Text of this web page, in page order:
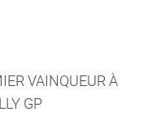
VAINQUEUR À
GP